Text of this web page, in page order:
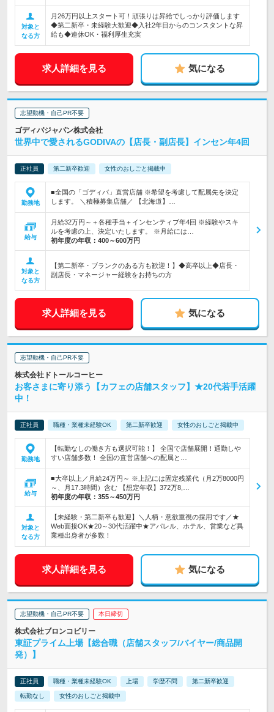
対象と
なる方
月26万円以上スタート可！頑張りは昇給でしっかり評価します
◆第二新卒・未経験大歓迎◆入社2年目からのコンスタントな昇
給も◆連休OK・福利厚生充実
求人詳細を見る 気になる
志望動機・自己PR不要
ゴディバジャパン株式会社
世界中で愛されるGODIVAの【店長・副店長】インセン年4回
正社員 第二新卒歓迎 女性のおしごと掲載中
勤務地
■全国の「ゴディバ」直営店舗 ※希望を考慮して配属先を決定
します。 ＼積極募集店舗／ 【北海道】…
給与
月給32万円～＋各種手当＋インセンティブ年4回 ※経験やスキ
ルを考慮の上、決定いたします。 ※月給には…
初年度の年収： 400～600万円
対象と
なる方
【第二新卒・ブランクのある方も歓迎！】◆高卒以上◆店長・
副店長・マネージャー経験をお持ちの方
求人詳細を見る 気になる
志望動機・自己PR不要
株式会社ドトールコーヒー
お客さまに寄り添う【カフェの店舗スタッフ】★20代若手活躍
中！
正社員 職種・業種未経験OK 第二新卒歓迎 女性のおしごと掲載中
勤務地
【転勤なしの働き方も選択可能！】 全国で店舗展開！通勤しや
すい店舗多数！ 全国の直営店舗への配属と…
給与
■大卒以上／月給24万円～ ※上記には固定残業代（月2万8000円
～、月17.3時間）含む 【想定年収】372万8,…
初年度の年収： 355～450万円
対象と
なる方
【未経験・第二新卒も歓迎】＼人柄・意欲重視の採用です／★
Web面接OK★20～30代活躍中★アパレル、ホテル、営業など異
業種出身者が多数！
求人詳細を見る 気になる
志望動機・自己PR不要 本日締切
株式会社ブロンコビリー
東証プライム上場【総合職（店舗スタッフ/バイヤー/商品開
発）】
正社員 職種・業種未経験OK 上場 学歴不問 第二新卒歓迎
転勤なし 女性のおしごと掲載中